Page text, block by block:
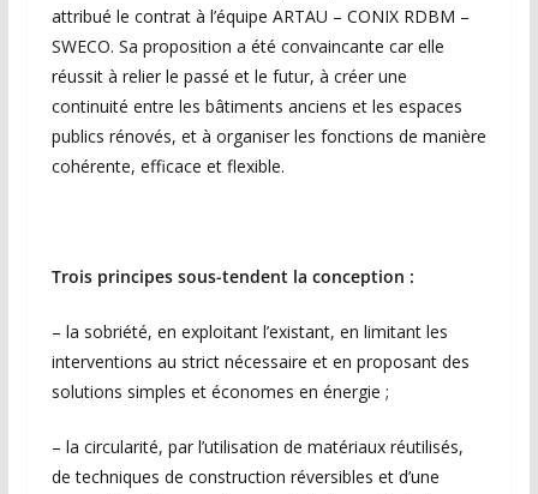
attribué le contrat à l’équipe ARTAU – CONIX RDBM –
SWECO. Sa proposition a été convaincante car elle
réussit à relier le passé et le futur, à créer une
continuité entre les bâtiments anciens et les espaces
publics rénovés, et à organiser les fonctions de manière
cohérente, efficace et flexible.
Trois principes sous-tendent la conception :
– la sobriété, en exploitant l’existant, en limitant les
interventions au strict nécessaire et en proposant des
solutions simples et économes en énergie ;
– la circularité, par l’utilisation de matériaux réutilisés,
de techniques de construction réversibles et d’une